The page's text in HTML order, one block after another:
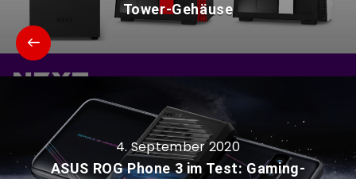
Tower-Gehäuse
4. September 2020
ASUS ROG Phone 3 im Test: Gaming-